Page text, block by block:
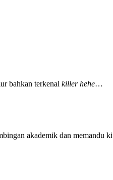
bahkan terkenal killer hehe…
akademik dan memandu